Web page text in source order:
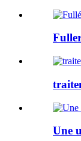
Une